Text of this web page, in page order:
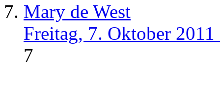
Mary de West
Freitag, 7. Oktober 2011
7